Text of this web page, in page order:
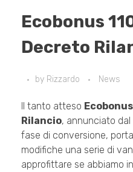
Ecobonus
Decreto
by Rizzardo News
Il tanto atteso Ecobonus
Rilancio, annunciato dal
fase di conversione,
modifiche una serie di
approfittare se abbiamo